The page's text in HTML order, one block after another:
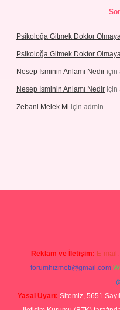
Psikoloğa Gitmek Doktor
Psikoloğa Gitmek Doktor
Nesep Isminin Anlamı Nedir için
Nesep Isminin Anlamı Nedir için
Zebani Melek Mi için admin
Reklam ve İletişim: E-mail:
forumhizmeti@gmail.com
Yasal Uyarı: Sitemiz, 5651